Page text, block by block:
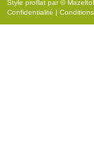
Style proflat par ©Mazeltof
Confidentialité | Conditions